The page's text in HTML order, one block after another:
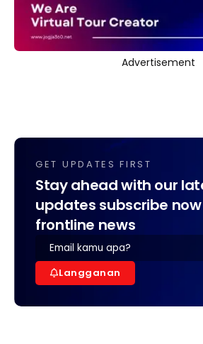
Advertisement
GET UPDATES FIRST
Stay ahead with our
updates subscribe
frontline news
Langganan